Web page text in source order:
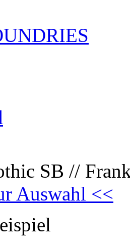
SB //
Auswahl <<